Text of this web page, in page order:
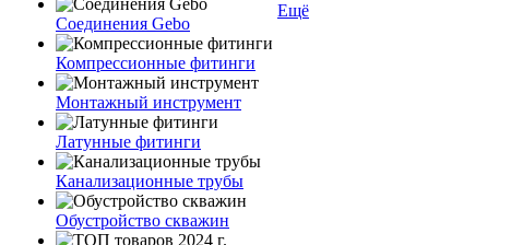
Соединения Gebo
Компрессионные фитинги
Монтажный инструмент
Латунные фитинги
Канализационные трубы
Обустройство скважин
Ещё